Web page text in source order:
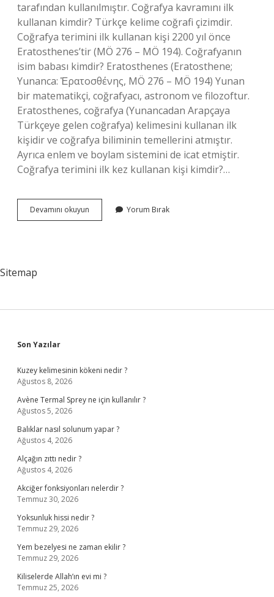
tarafından kullanılmıştır. Coğrafya kavramını ilk
kullanan kimdir? Türkçe kelime coğrafi çizimdir.
Coğrafya terimini ilk kullanan kişi 2200 yıl önce
Eratosthenes’tir (MÖ 276 – MÖ 194). Coğrafyanın
isim babası kimdir? Eratosthenes (Eratosthene;
Yunanca: Ἐρατοσθένης, MÖ 276 – MÖ 194) Yunan
bir matematikçi, coğrafyacı, astronom ve filozoftur.
Eratosthenes, coğrafya (Yunancadan Arapçaya
Türkçeye gelen coğrafya) kelimesini kullanan ilk
kişidir ve coğrafya biliminin temellerini atmıştır.
Ayrıca enlem ve boylam sistemini de icat etmiştir.
Coğrafya terimini ilk kez kullanan kişi kimdir?…
Devamını okuyun Coğrafya
Kelimesini
Yorum Bırak
Sitemap
Sidebar
Son Yazılar
Kuzey kelimesinin kökeni nedir ?
Ağustos 8, 2026
Avène Termal Sprey ne için kullanılır ?
Ağustos 5, 2026
Balıklar nasıl solunum yapar ?
Ağustos 4, 2026
Alçağın zıttı nedir ?
Ağustos 4, 2026
Akciğer fonksiyonları nelerdir ?
Temmuz 30, 2026
Yoksunluk hissi nedir ?
Temmuz 29, 2026
Yem bezelyesi ne zaman ekilir ?
Temmuz 29, 2026
Kiliselerde Allah’ın evi mi ?
Temmuz 25, 2026